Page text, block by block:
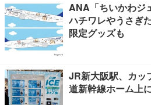
ANA「ちいかわジ
ハチワレやうさぎ
限定グッズも
JR新大阪駅、カッ
道新幹線ホーム上